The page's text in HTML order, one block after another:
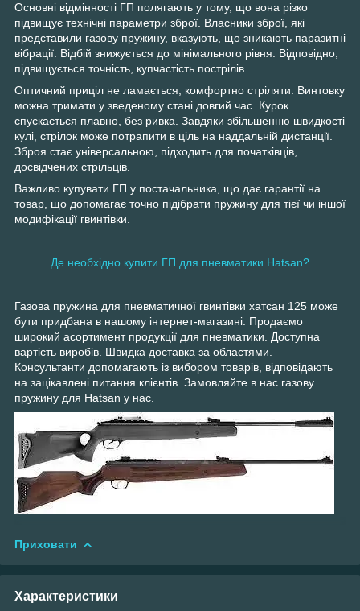
Основні відмінності ГП полягають у тому, що вона різко
підвищує технічні параметри зброї. Власники зброї, які
представили газову пружину, вказують, що зникають паразитні
вібрації. Відбій знижується до мінімального рівня. Відповідно,
підвищується точність, купчастість пострілів.
Оптичний приціл не ламається, комфортно стріляти. Винтовку
можна тримати у зведеному стані довгий час. Курок
спускається плавно, без ривка. Завдяки збільшенню швидкості
кулі, стрілок може потрапити в ціль на наддальній дистанції.
Зброя стає універсальною, підходить для початківців,
досвідчених стрільців.
Важливо купувати ГП у постачальника, що дає гарантії на
товар, що допомагає точно підібрати пружину для тієї чи іншої
модифікації гвинтівки.
Де необхідно купити ГП для пневматики Hatsan?
Газова пружина для пневматичної гвинтівки хатсан 125 може
бути придбана в нашому інтернет-магазині. Продаємо
широкий асортимент продукції для пневматики. Доступна
вартість виробів. Швидка доставка за областями.
Консультанти допомагають із вибором товарів, відповідають
на зацікавлені питання клієнтів. Замовляйте в нас газову
пружину для Hatsan у нас.
Приховати
Характеристики